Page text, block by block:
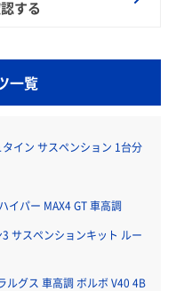
する
一覧
イン サスペンション 1台分
イパー MAX4 GT 車高調
サスペンションキット ルー
ルグス 車高調 ボルボ V40 4B